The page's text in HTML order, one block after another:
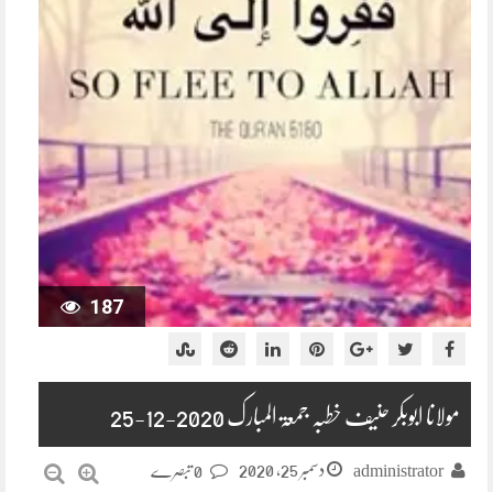
187
مولانا ابوبکر حنیف خطبہ جمعۃ المبارک 2020-12-25
administrator دسمبر 25, 2020